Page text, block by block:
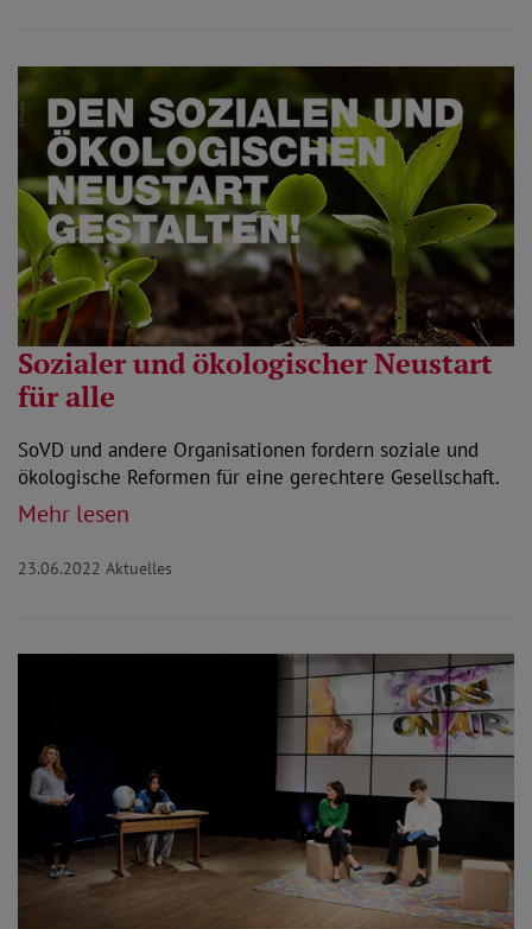
Sozialer und ökologischer Neustart
für alle
SoVD und andere Organisationen fordern soziale und
ökologische Reformen für eine gerechtere Gesellschaft.
Mehr lesen
23.06.2022 Aktuelles